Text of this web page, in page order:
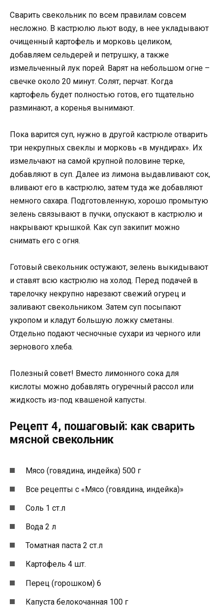
Сварить свекольник по всем правилам совсем
несложно. В кастрюлю льют воду, в нее укладывают
очищенный картофель и морковь целиком,
добавляем сельдерей и петрушку, а также
измельченный лук порей. Варят на небольшом огне –
свечке около 20 минут. Солят, перчат. Когда
картофель будет полностью готов, его тщательно
разминают, а коренья вынимают.
Пока варится суп, нужно в другой кастрюле отварить
три некрупных свеклы и морковь «в мундирах». Их
измельчают на самой крупной половине терке,
добавляют в суп. Далее из лимона выдавливают сок,
вливают его в кастрюлю, затем туда же добавляют
немного сахара. Подготовленную, хорошо промытую
зелень связывают в пучки, опускают в кастрюлю и
накрывают крышкой. Как суп закипит можно
снимать его с огня.
Готовый свекольник остужают, зелень выкидывают
и ставят всю кастрюлю на холод. Перед подачей в
тарелочку некрупно нарезают свежий огурец и
заливают свекольником. Затем суп посыпают
укропом и кладут большую ложку сметаны.
Отдельно подают чесночные сухари из черного или
зернового хлеба.
Полезный совет! Вместо лимонного сока для
кислоты можно добавлять огуречный рассол или
жидкость из-под квашеной капусты.
Рецепт 4, пошаговый: как сварить
мясной свекольник
Мясо (говядина, индейка) 500 г
Все рецепты с «Мясо (говядина, индейка)»
Соль 1 ст.л
Вода 2 л
Томатная паста 2 ст.л
Картофель 4 шт.
Перец (горошком) 6
Капуста белокочанная 100 г